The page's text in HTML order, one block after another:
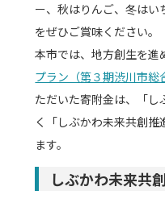
ー、秋はりんご、冬はい
をぜひご賞味ください。
本市では、地方創生を進
プラン（第３期渋川市総
ただいた寄附金は、「し
く「しぶかわ未来共創
ます。
しぶかわ未来共